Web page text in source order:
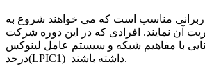
مناسب است که می خواهند شروع به
آن نمایند. افرادی که در این دوره شرکت
با مفاهیم شبکه و سیستم عامل لینوکس
درحد(LPIC1) داشته باشند.